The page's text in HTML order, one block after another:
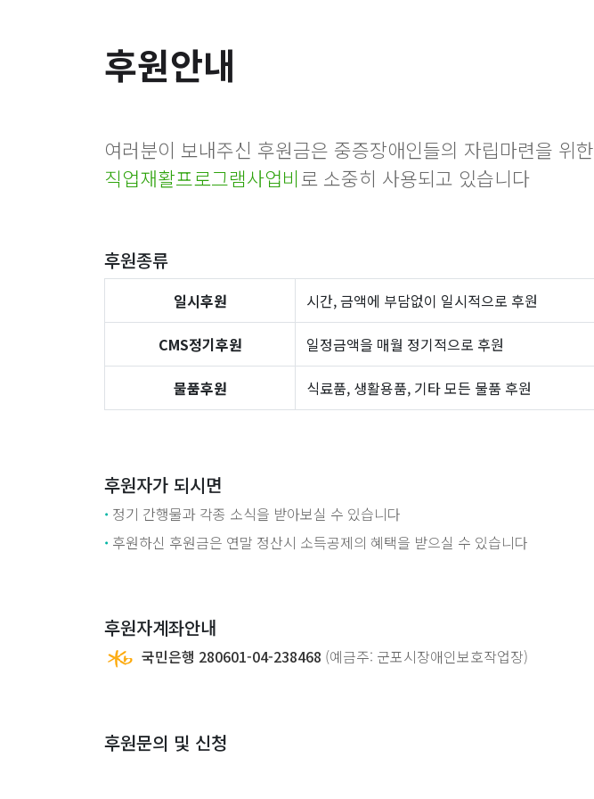
후원안내
여러분이 보내주신 후원금은 중증장애인들의 자립마련을 위한
직업재활프로그램사업비로 소중히 사용되고 있습니다
후원종류
일시후원 시간, 금액에 부담없이 일시적으로 후원
CMS정기후원 일정금액을 매월 정기적으로 후원
물품후원 식료품, 생활용품, 기타 모든 물품 후원
후원자가 되시면
· 정기 간행물과 각종 소식을 받아보실 수 있습니다
· 후원하신 후원금은 연말 정산시 소득공제의 혜택을 받으실 수 있습니다
후원자계좌안내
국민은행 280601-04-238468 (예금주: 군포시장애인보호작업장)
후원문의 및 신청